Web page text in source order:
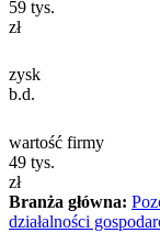
59 tys.
zł
zysk
b.d.
wartość firmy
49 tys.
zł
Branża główna:
działalności